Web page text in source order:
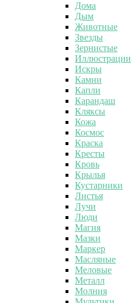
Дома
Дым
Животные
Звезды
Зернистые
Иллюстрации
Искры
Камни
Капли
Карандаш
Кляксы
Кожа
Космос
Краска
Кресты
Кровь
Крылья
Кустарники
Листья
Лучи
Люди
Магия
Мазки
Маркер
Масляные
Меловые
Металл
Молния